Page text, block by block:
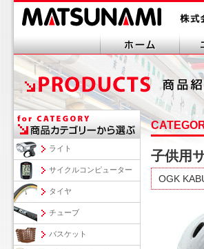
ライト
サイクルコンピューター
タイヤ
チューブ
バスケット
子供用
OGK